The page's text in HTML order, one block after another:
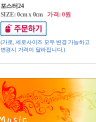
포스터24
SIZE: 0cm x 0cm가격: 0원
(가로, 세로사이즈 모두 변경 가능하고
변경시 가격이 달라집니다.)